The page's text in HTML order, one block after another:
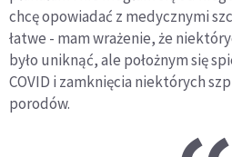
chcę opowiadać z medycznymi
łatwe - mam wrażenie, że
było uniknąć, ale położnym się
COVID i zamknięcia niektórych
porodów.